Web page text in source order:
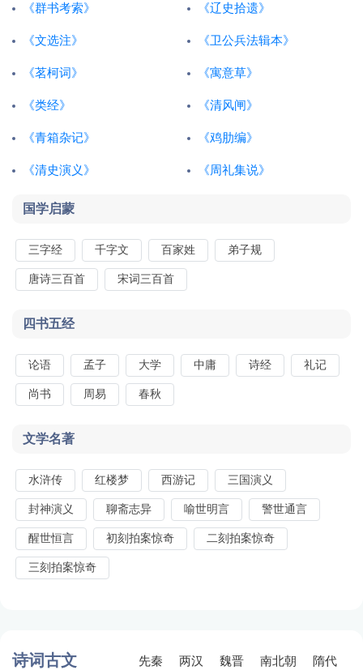
《群书考索》 《辽史拾遗》
《文选注》 《卫公兵法辑本》
《茗柯词》 《寓意草》
《类经》 《清风闸》
《青箱杂记》 《鸡肋编》
《清史演义》 《周礼集说》
国学启蒙
三字经 千字文 百家姓 弟子规
唐诗三百首 宋词三百首
四书五经
论语 孟子 大学 中庸 诗经 礼记
尚书 周易 春秋
文学名著
水浒传 红楼梦 西游记 三国演义
封神演义 聊斋志异 喻世明言 警世通言
醒世恒言 初刻拍案惊奇 二刻拍案惊奇
三刻拍案惊奇
诗词古文 先秦 两汉 魏晋 南北朝 隋代